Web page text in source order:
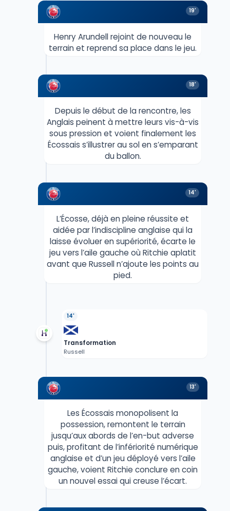
19'
Henry Arundell rejoint de nouveau le
terrain et reprend sa place dans le jeu.
18'
Depuis le début de la rencontre, les
Anglais peinent à mettre leurs vis-à-vis
sous pression et voient finalement les
Écossais s’illustrer au sol en s’emparant
du ballon.
14'
L’Écosse, déjà en pleine réussite et
aidée par l’indiscipline anglaise qui la
laisse évoluer en supériorité, écarte le
jeu vers l’aile gauche où Ritchie aplatit
avant que Russell n’ajoute les points au
pied.
14'
Transformation
Russell
13'
Les Écossais monopolisent la
possession, remontent le terrain
jusqu’aux abords de l’en-but adverse
puis, profitant de l’infériorité numérique
anglaise et d’un jeu déployé vers l’aile
gauche, voient Ritchie conclure en coin
un nouvel essai qui creuse l’écart.